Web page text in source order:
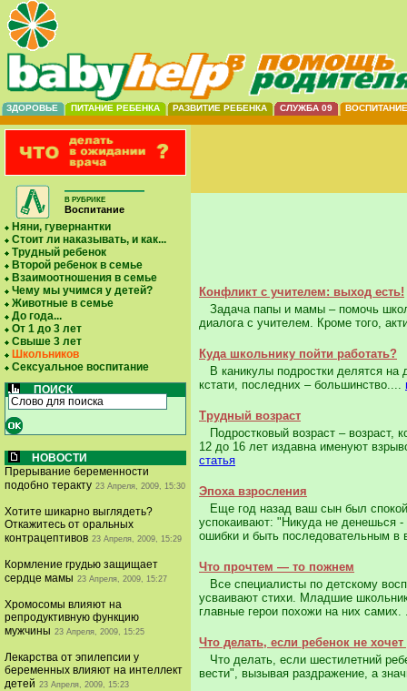
ЗДОРОВЬЕ ПИТАНИЕ РЕБЕНКА РАЗВИТИЕ РЕБЕНКА СЛУЖБА 09 ВОСПИТАНИЕ
В РУБРИКЕ
Воспитание
Няни, гувернантки
Стоит ли наказывать, и как...
Трудный ребенок
Второй ребенок в семье
Взаимоотношения в семье
Чему мы учимся у детей?
Животные в семье
До года...
От 1 до 3 лет
Свыше 3 лет
Школьников
Сексуальное воспитание
ПОИСК
НОВОСТИ
Прерывание беременности
подобно теракту 23 Апреля, 2009, 15:30
Хотите шикарно выглядеть?
Откажитесь от оральных
контрацептивов 23 Апреля, 2009, 15:29
Кормление грудью защищает
сердце мамы 23 Апреля, 2009, 15:27
Хромосомы влияют на
репродуктивную функцию
мужчины 23 Апреля, 2009, 15:25
Лекарства от эпилепсии у
беременных влияют на интеллект
детей 23 Апреля, 2009, 15:23
Конфликт с учителем: выход есть!
Задача папы и мамы – помочь
диалога с учителем. Кроме того,
Куда школьнику пойти работать?
В каникулы подростки делятся на
кстати, последних – большинство....
Трудный возраст
Подростковый возраст – возраст,
12 до 16 лет издавна именуют
статья
Эпоха взросления
Еще год назад ваш сын был
успокаивают: "Никуда не денешься -
ошибки и быть последовательным в
Что прочтем — то пожнем
Все специалисты по детскому
усваивают стихи. Младшие
главные герои похожи на них
Что делать, если ребенок не
Что делать, если шестилетний
вести", вызывая раздражение, а